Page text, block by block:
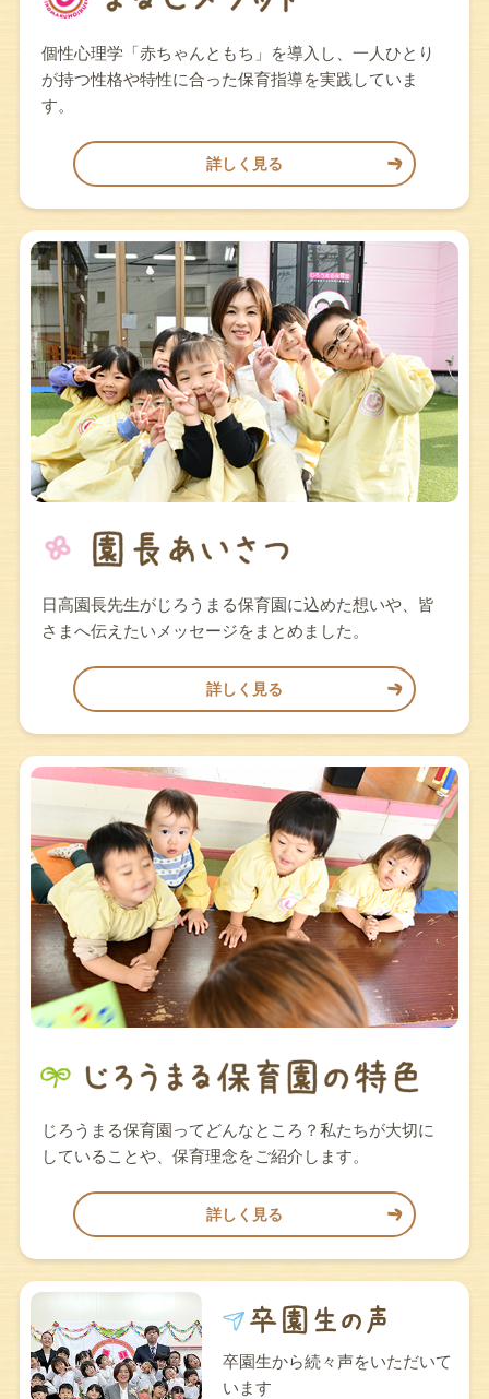
個性心理学「赤ちゃんともち」を導入し、一人ひとり
が持つ性格や特性に合った保育指導を実践していま
す。
詳しく見る
日高園長先生がじろうまる保育園に込めた想いや、皆
さまへ伝えたいメッセージをまとめました。
詳しく見る
じろうまる保育園ってどんなところ？私たちが大切に
していることや、保育理念をご紹介します。
詳しく見る
卒園生から続々声をいただいて
います